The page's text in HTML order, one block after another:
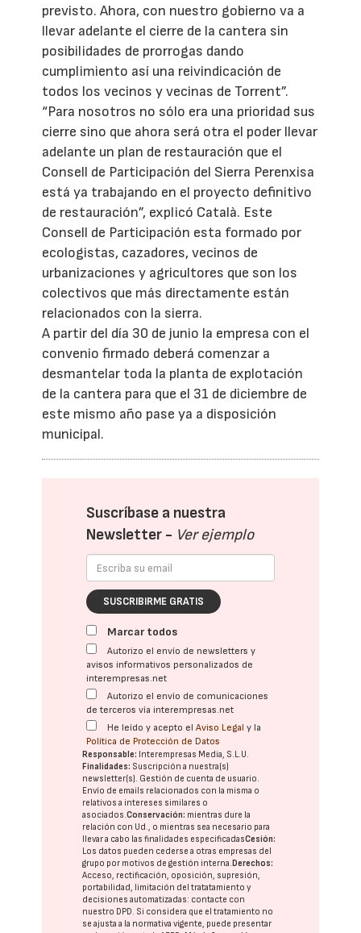
previsto. Ahora, con nuestro gobierno va a
llevar adelante el cierre de la cantera sin
posibilidades de prorrogas dando
cumplimiento así una reivindicación de
todos los vecinos y vecinas de Torrent”.
“Para nosotros no sólo era una prioridad sus
cierre sino que ahora será otra el poder llevar
adelante un plan de restauración que el
Consell de Participación del Sierra Perenxisa
está ya trabajando en el proyecto definitivo
de restauración”, explicó Català. Este
Consell de Participación esta formado por
ecologistas, cazadores, vecinos de
urbanizaciones y agricultores que son los
colectivos que más directamente están
relacionados con la sierra.
A partir del día 30 de junio la empresa con el
convenio firmado deberá comenzar a
desmantelar toda la planta de explotación
de la cantera para que el 31 de diciembre de
este mismo año pase ya a disposición
municipal.
Suscríbase a nuestra
Newsletter - Ver ejemplo
SUSCRIBIRME GRATIS
Marcar todos
Autorizo el envío de newsletters y
avisos informativos personalizados de
interempresas.net
Autorizo el envío de comunicaciones
de terceros vía interempresas.net
He leído y acepto elAviso Legal y la
Política de Protección de Datos
Responsable: Interempresas Media, S.L.U.
Finalidades: Suscripción a nuestra(s)
newsletter(s). Gestión de cuenta de usuario.
Envío de emails relacionados con la misma o
relativos a intereses similares o
asociados.Conservación: mientras dure la
relación con Ud., o mientras sea necesario para
llevar a cabo las finalidades especificadasCesión:
Los datos pueden cederse a otras empresas del
grupo por motivos de gestión interna. Derechos:
Acceso, rectificación, oposición, supresión,
portabilidad, limitación del tratatamiento y
decisiones automatizadas: contacte con
nuestro DPD. Si considera que el tratamiento no
se ajusta a la normativa vigente, puede presentar